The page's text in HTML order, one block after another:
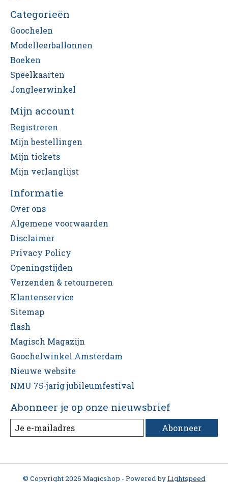
Categorieën
Goochelen
Modelleerballonnen
Boeken
Speelkaarten
Jongleerwinkel
Mijn account
Registreren
Mijn bestellingen
Mijn tickets
Mijn verlanglijst
Informatie
Over ons
Algemene voorwaarden
Disclaimer
Privacy Policy
Openingstijden
Verzenden & retourneren
Klantenservice
Sitemap
flash
Magisch Magazijn
Goochelwinkel Amsterdam
Nieuwe website
NMU 75-jarig jubileumfestival
Abonneer je op onze nieuwsbrief
Abonneer
© Copyright 2026 Magicshop - Powered byLightspeed